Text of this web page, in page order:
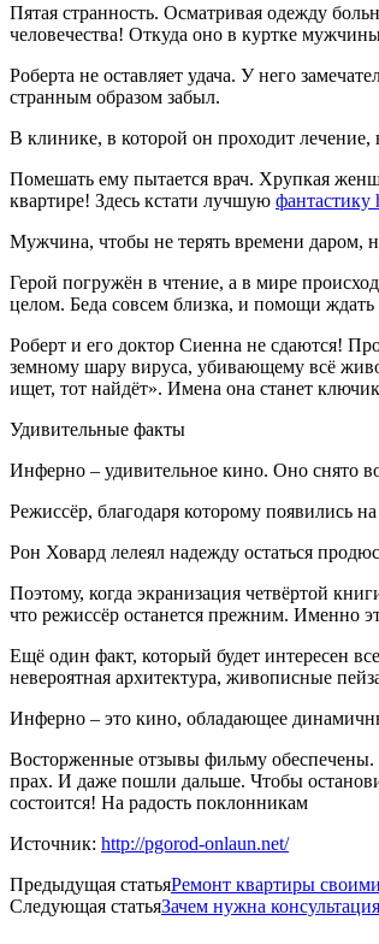
Пятая странность. Осматривая одежду
человечества! Откуда оно в куртке
Роберта не оставляет удача. У него
странным образом забыл.
В клинике, в которой он проходит
Помешать ему пытается врач. Хрупкая
квартире! Здесь кстати лучшую фантастику
Мужчина, чтобы не терять времени даром,
Герой погружён в чтение, а в мире
целом. Беда совсем близка, и помощи
Роберт и его доктор Сиенна не сдаются!
земному шару вируса, убивающему всё
ищет, тот найдёт». Имена она станет
Удивительные факты
Инферно – удивительное кино. Оно снято
Режиссёр, благодаря которому появились
Рон Ховард лелеял надежду остаться
Поэтому, когда экранизация четвёртой
что режиссёр останется прежним. Именно
Ещё один факт, который будет интересен
невероятная архитектура, живописные
Инферно – это кино, обладающее
Восторженные отзывы фильму
прах. И даже пошли дальше. Чтобы
состоится! На радость поклонникам
Источник: http://pgorod-onlaun.net/
Предыдущая статьяРемонт квартиры
Следующая статьяЗачем нужна